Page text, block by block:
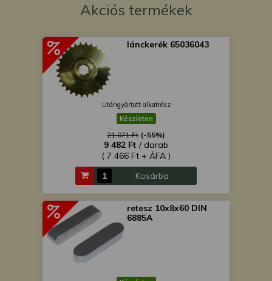
Akciós termékek
lánckerék 65036043
Utángyártott alkatrész
Készleten
21 071 Ft (-55%)
9 482 Ft / darab
( 7 466 Ft + ÁFA )
Kosárba
retesz 10x8x60 DIN
6885A